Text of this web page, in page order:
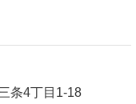
条4丁目1-18